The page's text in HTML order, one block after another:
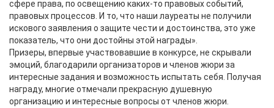
сфере права, по освещению каких-то правовых событий,
правовых процессов. И то, что наши лауреаты не получили
искового заявления о защите чести и достоинства, это уже
показатель, что они достойны этой награды».
Призеры, впервые участвовавшие в конкурсе, не скрывали
эмоций, благодарили организаторов и членов жюри за
интересные задания и возможность испытать себя. Получая
награду, многие отмечали прекрасную душевную
организацию и интересные вопросы от членов жюри.